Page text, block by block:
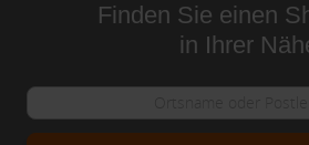
Finden Sie einen
in Ihrer